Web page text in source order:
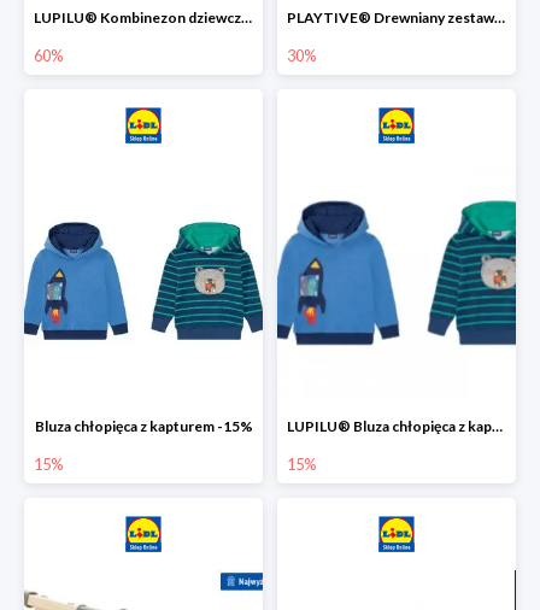
LUPILU® Kombinezon dziewczęcy z bawełny
60%
PLAYTIVE® Drewniany zestaw gier 10 w 1
30%
Bluza chłopięca z kapturem -15%
15%
LUPILU® Bluza chłopięca z kapturem
15%